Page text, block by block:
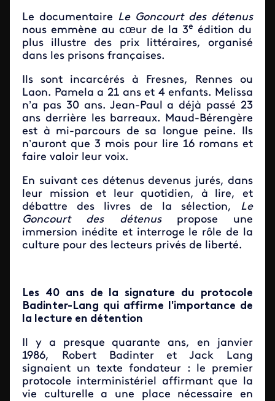
Le documentaire Le Goncourt des détenus
nous emmène au cœur de la 3e
édition du
plus illustre des prix littéraires, organisé
dans les prisons françaises.
Ils sont incarcérés à Fresnes, Rennes ou
Laon. Pamela a 21 ans et 4 enfants. Melissa
n’a pas 30 ans. Jean-Paul a déjà passé 23
ans derrière les barreaux. Maud-Bérengère
est à mi-parcours de sa longue peine. Ils
n’auront que 3 mois pour lire 16 romans et
faire valoir leur voix.
En suivant ces détenus devenus jurés, dans
leur mission et leur quotidien, à lire, et
débattre des livres de la sélection, Le
Goncourt des détenuspropose une
immersion inédite et interroge le rôle de la
culture pour des lecteurs privés de liberté.
Les 40 ans de la signature du protocole
Badinter-Lang qui affirme l'importance de
la lecture en détention
Il y a presque quarante ans, en janvier
1986, Robert Badinter et Jack Lang
signaient un texte fondateur : le premier
protocole interministériel affirmant que la
vie culturelle a une place nécessaire en